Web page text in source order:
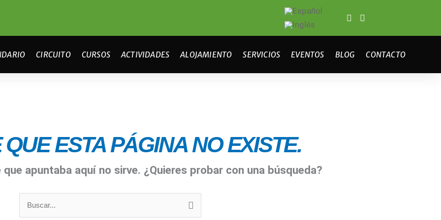
CIRCUITO CURSOS ACTIVIDADES ALOJAMIENTO SERVICIOS EVENTOS BLOG CONTACTO
ESTA PÁGINA NO EXISTE.
que apuntaba aquí no sirve. ¿Quieres probar con una búsqueda?
Buscar